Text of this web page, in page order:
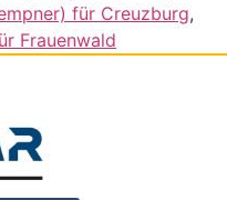
für Creuzburg,
Frauenwald